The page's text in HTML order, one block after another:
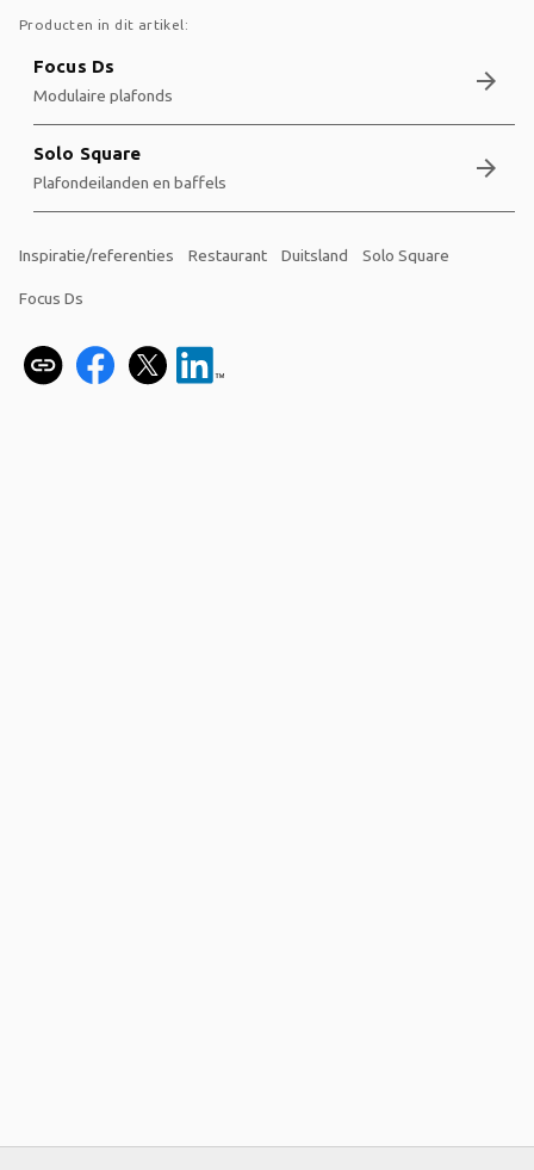
Producten in dit artikel:
Focus Ds
Modulaire plafonds arrow_forward
Solo Square
Plafondeilanden en baffels arrow_forward
Inspiratie/referenties Restaurant Duitsland Solo Square
Focus Ds